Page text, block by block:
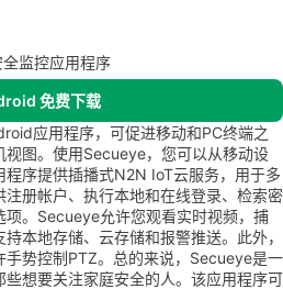
监控应用程序
免费下载
应用程序，可促进移动和PC终端之
视图。使用Secueye，您可以从移动设
序提供插播式N2N IoT云服务，用于多
册帐户、执行本地和在线登录、检索密
。Secueye允许您观看实时视频，捕
本地存储、云存储和报警推送。此外，
手势控制PTZ。总的来说，Secueye是一
想要关注家庭安全的人。该应用程序可